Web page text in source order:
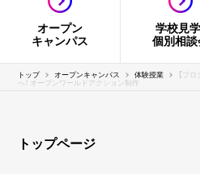
オープン
キャンパス
学校見学
個別相
トップ オープンキャンパス 体験授業 【プ
へ！ オープンワールドアクション制作
トップページ